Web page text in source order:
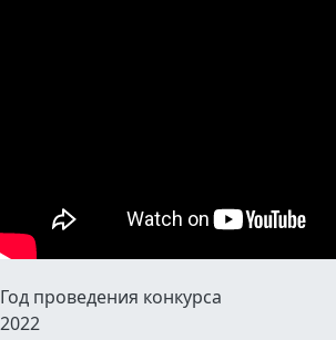
Год проведения конкурса
2022